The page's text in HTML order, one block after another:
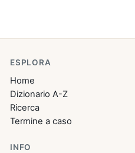
ESPLORA
Home
Dizionario A-Z
Ricerca
Termine a caso
INFO